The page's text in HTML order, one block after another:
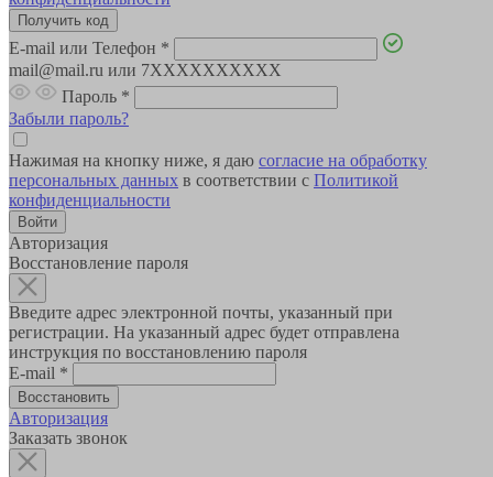
E-mail или Телефон *
mail@mail.ru или 7XXXXXXXXXX
Пароль *
Забыли пароль?
Нажимая на кнопку ниже, я даю согласие на обработку
персональных данных в соответствии с Политикой
конфиденциальности
Авторизация
Восстановление пароля
Введите адрес электронной почты, указанный при
регистрации. На указанный адрес будет отправлена
инструкция по восстановлению пароля
E-mail *
Авторизация
Заказать звонок